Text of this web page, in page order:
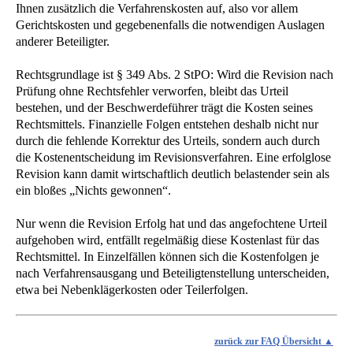
Ihnen zusätzlich die Verfahrenskosten auf, also vor allem
Gerichtskosten und gegebenenfalls die notwendigen Auslagen
anderer Beteiligter.
Rechtsgrundlage ist § 349 Abs. 2 StPO: Wird die Revision nach
Prüfung ohne Rechtsfehler verworfen, bleibt das Urteil
bestehen, und der Beschwerdeführer trägt die Kosten seines
Rechtsmittels. Finanzielle Folgen entstehen deshalb nicht nur
durch die fehlende Korrektur des Urteils, sondern auch durch
die Kostenentscheidung im Revisionsverfahren. Eine erfolglose
Revision kann damit wirtschaftlich deutlich belastender sein als
ein bloßes „Nichts gewonnen“.
Nur wenn die Revision Erfolg hat und das angefochtene Urteil
aufgehoben wird, entfällt regelmäßig diese Kostenlast für das
Rechtsmittel. In Einzelfällen können sich die Kostenfolgen je
nach Verfahrensausgang und Beteiligtenstellung unterscheiden,
etwa bei Nebenklägerkosten oder Teilerfolgen.
zurück zur FAQ Übersicht